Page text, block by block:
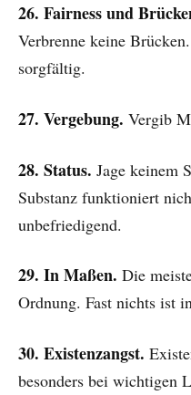
26. Fairness und
Verbrenne keine
sorgfältig.
27. Vergebung. Vergib
28. Status. Jage keinem
Substanz funktioniert
unbefriedigend.
29. In Maßen. Die
Ordnung. Fast nichts ist
30. Existenzangst.
besonders bei wichtigen